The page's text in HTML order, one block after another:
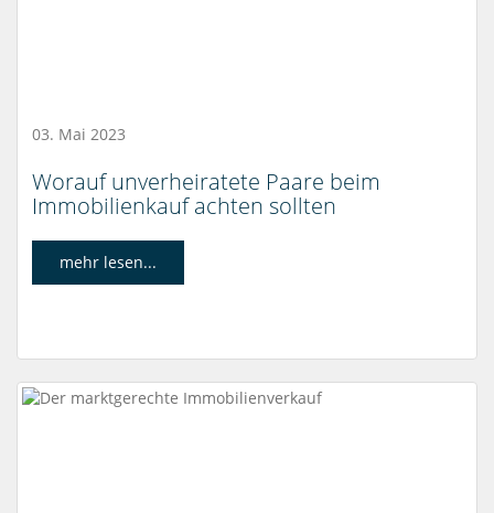
03. Mai 2023
Worauf unverheiratete Paare beim
Immobilienkauf achten sollten
mehr lesen...